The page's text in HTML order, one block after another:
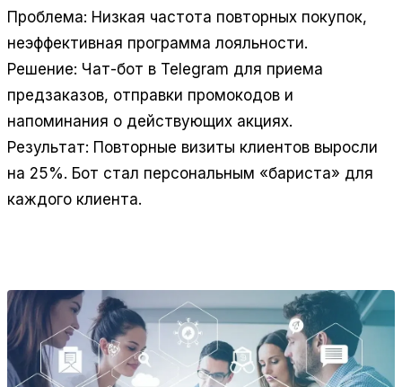
Проблема: Низкая частота повторных покупок,
неэффективная программа лояльности.
Решение: Чат-бот в Telegram для приема
предзаказов, отправки промокодов и
напоминания о действующих акциях.
Результат: Повторные визиты клиентов выросли
на 25%. Бот стал персональным «бариста» для
каждого клиента.